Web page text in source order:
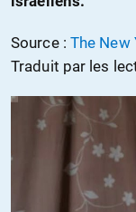
DON
Source : The New
Traduit par les